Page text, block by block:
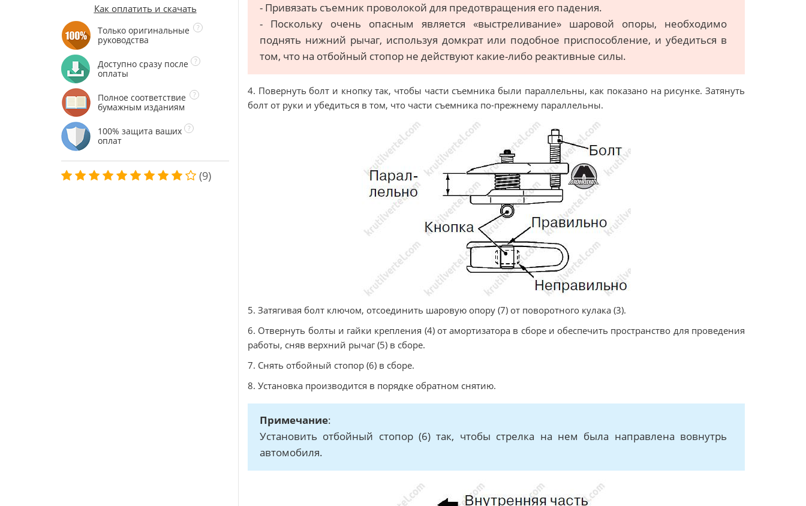
Как оплатить и скачать
Только оригинальные
руководства
Доступно сразу после
оплаты
Полное соответствие
бумажным изданиям
100% защита ваших
оплат
(9)
- Привязать съемник проволокой для предотвращения его падения.
- Поскольку очень опасным является «выстреливание» шаровой опоры, необходимо
поднять нижний рычаг, используя домкрат или подобное приспособление, и убедиться в
том, что на отбойный стопор не действуют какие-либо реактивные силы.
4. Повернуть болт и кнопку так, чтобы части съемника были параллельны, как показано на рисунке. Затянуть
болт от руки и убедиться в том, что части съемника по-прежнему параллельны.
5. Затягивая болт ключом, отсоединить шаровую опору (7) от поворотного кулака (3).
6. Отвернуть болты и гайки крепления (4) от амортизатора в сборе и обеспечить пространство для проведения
работы, сняв верхний рычаг (5) в сборе.
7. Снять отбойный стопор (6) в сборе.
8. Установка производится в порядке обратном снятию.
Примечание:
Установить отбойный стопор (6) так, чтобы стрелка на нем была направлена вовнутрь
автомобиля.